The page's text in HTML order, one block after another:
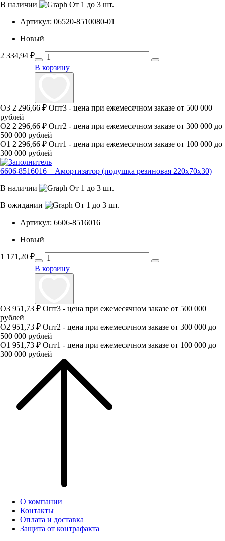
В наличии
От 1 до 3 шт.
Артикул: 06520-8510080-01
Новый
2 334,94 ₽
В корзину
О3 2 296,66 ₽ Опт3 - цена при ежемесячном заказе от 500 000
рублей
О2 2 296,66 ₽ Опт2 - цена при ежемесячном заказе от 300 000 до
500 000 рублей
О1 2 296,66 ₽ Опт1 - цена при ежемесячном заказе от 100 000 до
300 000 рублей
6606-8516016 – Амортизатор (подушка резиновая 220х70х30)
В наличии
От 1 до 3 шт.
В ожидании
От 1 до 3 шт.
Артикул: 6606-8516016
Новый
1 171,20 ₽
В корзину
О3 951,73 ₽ Опт3 - цена при ежемесячном заказе от 500 000
рублей
О2 951,73 ₽ Опт2 - цена при ежемесячном заказе от 300 000 до
500 000 рублей
О1 951,73 ₽ Опт1 - цена при ежемесячном заказе от 100 000 до
300 000 рублей
О компании
Контакты
Оплата и доставка
Защита от контрафакта